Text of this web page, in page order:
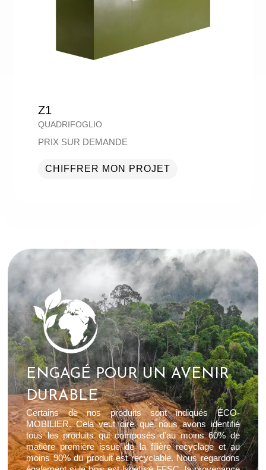
Z1
QUADRIFOGLIO
PRIX SUR DEMANDE
CHIFFRER MON PROJET
ENGAGÉ POUR UN AVENIR
DURABLE
Certains de nos produits sont indiqués ÉCO-
MOBILIER. Cela veut dire que nous avons identifié
tous les produits qui composés d’au moins 60% de
matière première issue de la filière recyclage et au
moins 90% du produit est recyclable. Nous regardons